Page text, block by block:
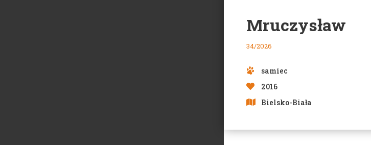
Mruczysław
34/2026
samiec
2016
Bielsko-Biała